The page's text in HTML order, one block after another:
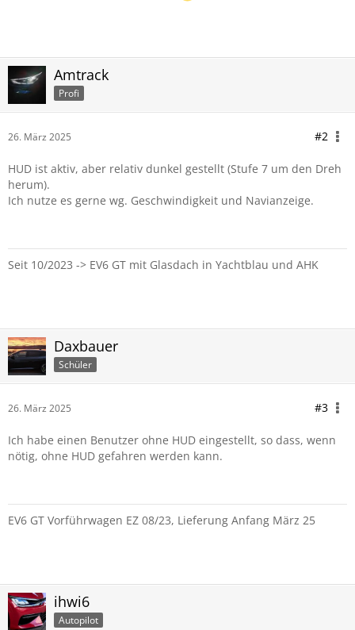
Amtrack
Profi
26. März 2025 #2
HUD ist aktiv, aber relativ dunkel gestellt (Stufe 7 um den Dreh
herum).
Ich nutze es gerne wg. Geschwindigkeit und Navianzeige.
Seit 10/2023 -> EV6 GT mit Glasdach in Yachtblau und AHK
Daxbauer
Schüler
26. März 2025 #3
Ich habe einen Benutzer ohne HUD eingestellt, so dass, wenn
nötig, ohne HUD gefahren werden kann.
EV6 GT Vorführwagen EZ 08/23, Lieferung Anfang März 25
ihwi6
Autopilot